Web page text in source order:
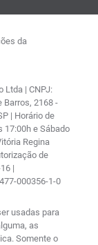
da
Ltda | CNPJ:
Barros, 2168 -
| Horário de
17:00h e Sábado
Regina
de
|
000356-1-0
usadas para
as
Somente o